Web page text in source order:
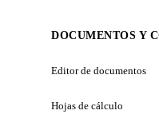
DOCUMENTOS Y
Editor de documentos
Hojas de cálculo